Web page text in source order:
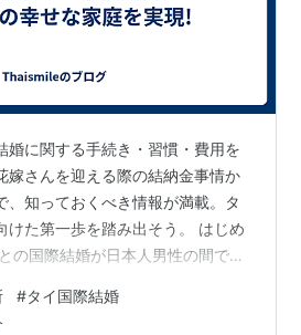
婚に関する手続き・習慣・費用を
嫁さんを迎える際の結納金事情か
、知っておくべき情報が満載。タ
けた第一歩を踏み出そう。 はじめ
の国際結婚が日本人男性の間で人
日本人男性に引かれがちです。
#タイ国際結婚